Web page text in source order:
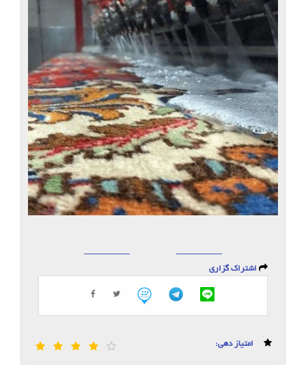
اشتراک گزاری
امتیاز دهی: